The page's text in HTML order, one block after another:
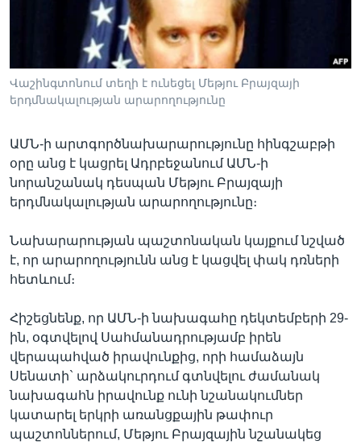
Լեզուներ
Վաշինգտոնում տեղի է ունեցել Մեթյու Բրայզայի
երդմնակալության արարողությունը
ԱՄՆ-ի արտգործնախարարությունը հինգշաբթի
օրը անց է կացրել Ադրբեջանում ԱՄՆ-ի
նորանշանակ դեսպան Մեթյու Բրայզայի
երդմնակալության արարողությունը։
Նախարարության պաշտոնական կայքում նշված
է, որ արարողությունն անց է կացվել փակ դռների
հետևում։
Հիշեցնենք, որ ԱՄՆ-ի նախագահը դեկտեմբերի 29-
ին, օգտվելով Սահմանադրությամբ իրեն
վերապահված իրավունքից, որի համաձայն
Սենատի` արձակուրդում գտնվելու ժամանակ
նախագահն իրավունք ունի նշանակումներ
կատարել երկրի առանցքային թափուր
պաշտոններում, Մեթյու Բրայզային նշանակեց